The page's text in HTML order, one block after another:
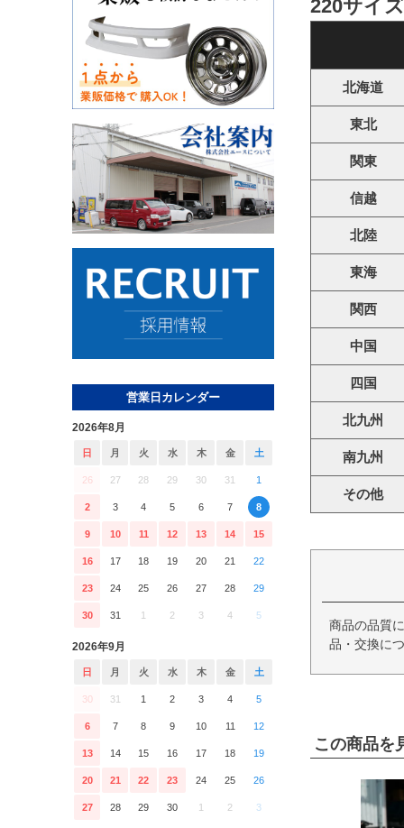
営業日カレンダー
2026年8月
日 月 火 水 木 金 土
26 27 28 29 30 31 1
2 3 4 5 6 7 8
9 10 11 12 13 14 15
16 17 18 19 20 21 22
23 24 25 26 27 28 29
30 31 1 2 3 4 5
2026年9月
日 月 火 水 木 金 土
30 31 1 2 3 4 5
6 7 8 9 10 11 12
13 14 15 16 17 18 19
20 21 22 23 24 25 26
27 28 29 30 1 2 3
220サイ
北海道
東北
関東
信越
北陸
東海
関西
中国
四国
北九州
南九州
その他
商品の品質
品・交換に
この商品を